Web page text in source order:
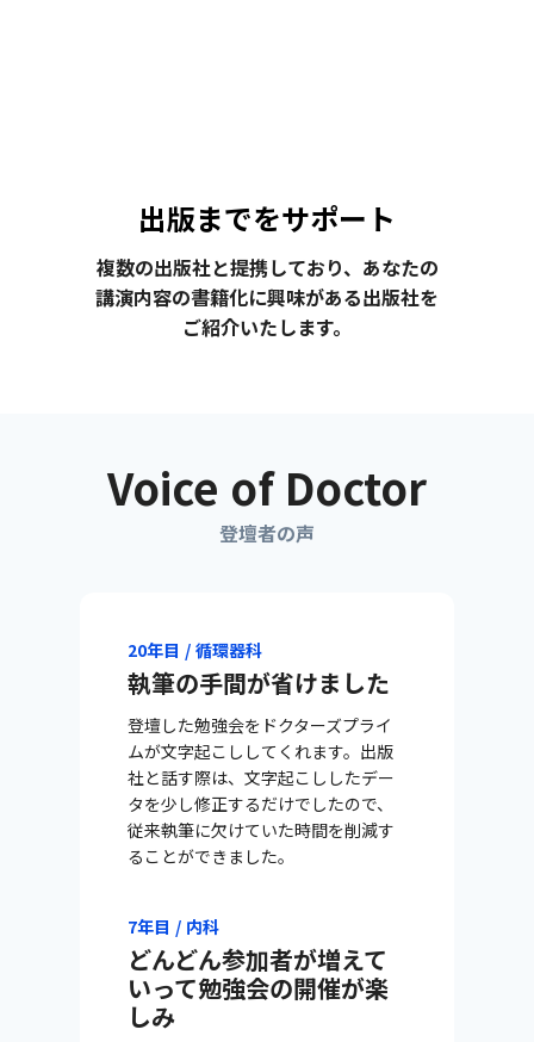
出版までをサポート
複数の出版社と提携しており、あなたの
講演内容の書籍化に興味がある出版社を
ご紹介いたします。
Voice of Doctor
登壇者の声
20年目 / 循環器科
執筆の手間が省けました
登壇した勉強会をドクターズプライ
ムが文字起こししてくれます。出版
社と話す際は、文字起こししたデー
タを少し修正するだけでしたので、
従来執筆に欠けていた時間を削減す
ることができました。
7年目 / 内科
どんどん参加者が増えて
いって勉強会の開催が楽
しみ